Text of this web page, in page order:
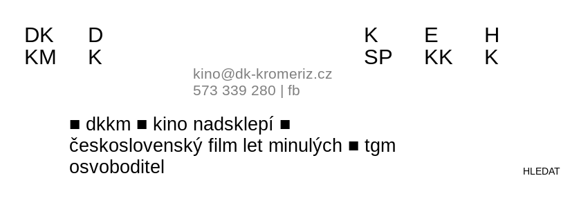
dkkm
kino nadsklepí
československý film let minulých
tgm
osvoboditel
DK
KM
D
K
kino@dk-kromeriz.cz
573 339 280 | fb
K
SP
E
KK
H
K
HLEDAT